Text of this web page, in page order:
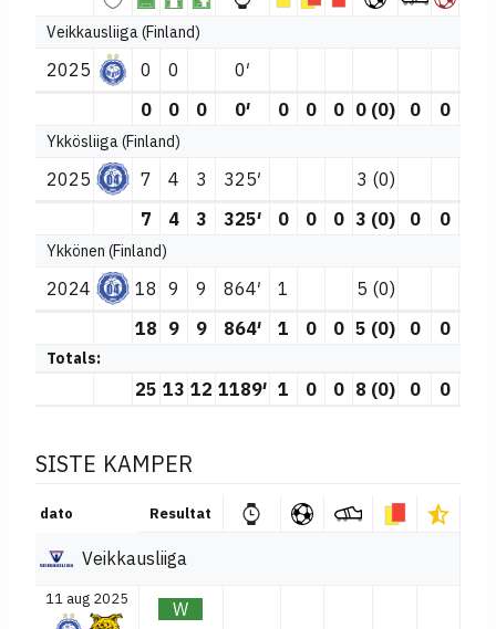
Veikkausliiga (Finland)
2025 0 0
0′
0
0 0 0′ 0 0 0 0 (0) 0 0
Ykkösliiga (Finland)
2025 7 4 3 325′
3 (0)
7
4 3 325′ 0 0 0 3 (0) 0 0
Ykkönen (Finland)
2024 18 9 9 864′ 1
5 (0)
18 9 9 864′ 1 0 0 5 (0) 0 0
Totals:
25 13 12 1189′ 1 0 0 8 (0) 0 0
SISTE KAMPER
dato Resultat
Veikkausliiga
11 aug 2025 W